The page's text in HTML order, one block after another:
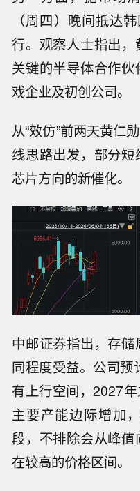
（周四）晚间抵达
行。 观察人士指出
关键的半导体合作
戏企业及初创公司。
从“效仿”前两天黄仁
线思路出发，部分
芯片方向的新催化。
中邮证券指出，存
同程度受益。公司
有上行空间，2027
主要产能边际增加
段，不排除会从峰
在较高的价格区间。